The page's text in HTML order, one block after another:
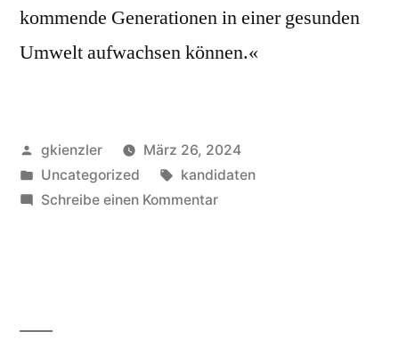
kommende Generationen in einer gesunden
Umwelt aufwachsen können.«
Veröffentlicht
von
gkienzler
März 26, 2024
Veröffentlicht
unter
Uncategorized Schlagwörter:
kandidaten
Schreibe einen Kommentarzu